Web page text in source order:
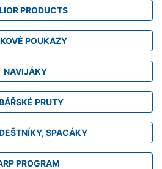
PRODUCTS
POUKAZY
NAVIJÁKY
PRUTY
SPACÁKY
PROGRAM